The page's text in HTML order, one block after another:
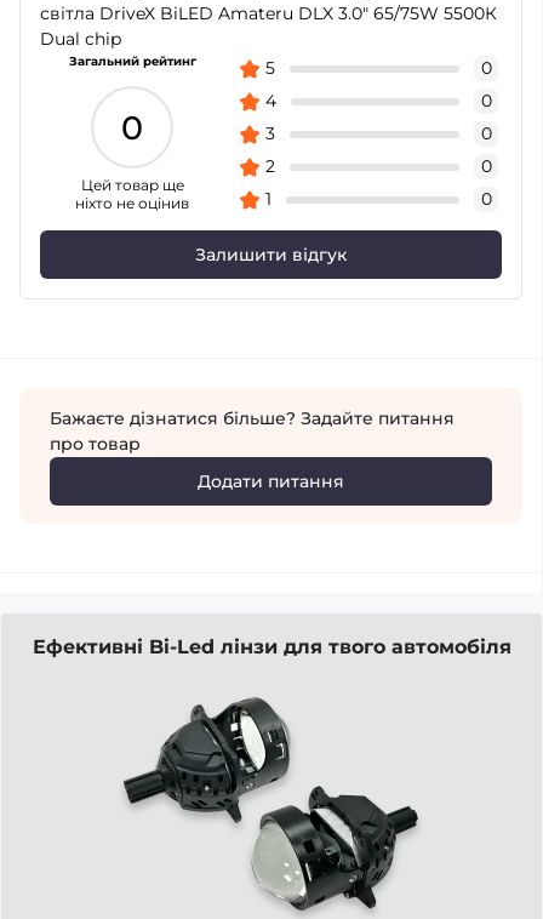
світла DriveX BiLED Amateru DLX 3.0" 65/75W 5500К
Dual chip
Загальний рейтинг
0
Цей товар ще
ніхто не оцінив
5
0
4
0
3
0
2
0
1
0
Залишити відгук
Бажаєте дізнатися більше? Задайте питання
про товар
Додати питання
Ефективні Bi-Led лінзи для твого автомобіля